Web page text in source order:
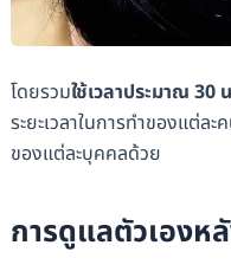
โดยรวมใช้เวลาประมาณ 30
ระยะเวลาในการทำของแต่ล
ของแต่ละบุคคลด้วย
การดูแลตัวเองห